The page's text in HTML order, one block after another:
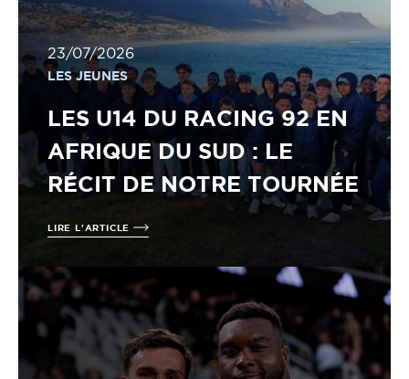
23/07/2026
LES JEUNES
LES U14 DU RACING 92 EN
AFRIQUE DU SUD : LE
RÉCIT DE NOTRE TOURNÉE
LIRE L'ARTICLE